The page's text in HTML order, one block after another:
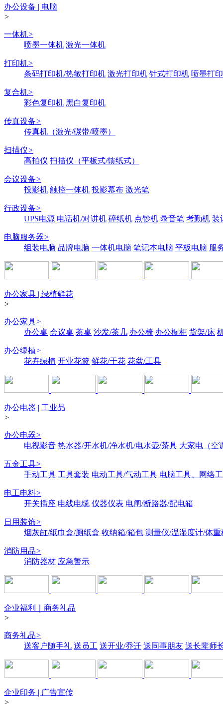
办公设备 | 电脑
>
一体机>
喷墨一体机 激光一体机
打印机>
条码打印机/热敏打印机 激光打印机 针式打印机 喷墨打
复合机>
彩色复印机 黑白复印机
传真设备>
传真机（激光/碳带/喷墨）
扫描仪>
高拍仪 扫描仪（平板式/馈纸式）
会议设备>
投影机 触控一体机 投影幕布 激光笔
行政设备>
UPS电源 电话机/对讲机 碎纸机 点钞机 录音笔 考勤机 装
电脑服务器>
组装电脑 品牌电脑 一体机电脑 笔记本电脑 平板电脑 服
办公家具 | 绿植鲜花
>
办公家具>
办公桌 会议桌 茶桌 沙发/茶几 办公椅 办公橱柜 货架/床
办公绿植>
花卉绿植 开业花篮 鲜花/干花 花盆/工具
办公电器 | 工业品
>
办公电器>
电视影音 热水器/开水机/净水机/电水壶/茶具 大家电（空
五金工具>
手动工具 工具套装 电动工具/气动工具 电脑工具、网络
电工电料>
开关插座 电线电缆 仪器仪表 电闸/断路器/配电箱
日用装饰>
烟灰缸/纸巾盒/厕纸盒 收纳箱/箱包 测量仪/温湿度计/体重
消防用品>
消防器材 应急警示
企业福利｜商务礼品
>
商务礼品>
送客户随手礼 送员工 送开业/乔迁 送同事朋友 送长辈师
企业印务 | 广告宣传
>